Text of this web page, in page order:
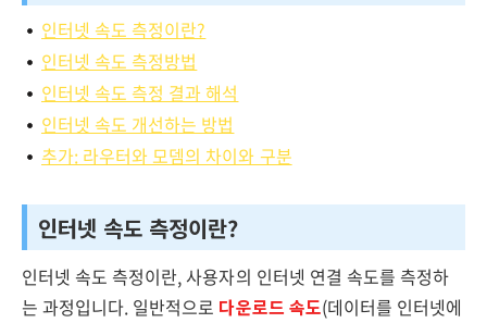
인터넷 속도 측정이란?
인터넷 속도 측정방법
인터넷 속도 측정 결과 해석
인터넷 속도 개선하는 방법
추가: 라우터와 모뎀의 차이와 구분
인터넷 속도 측정이란?
인터넷 속도 측정이란, 사용자의 인터넷 연결 속도를 측정하
는 과정입니다. 일반적으로 다운로드 속도(데이터를 인터넷에